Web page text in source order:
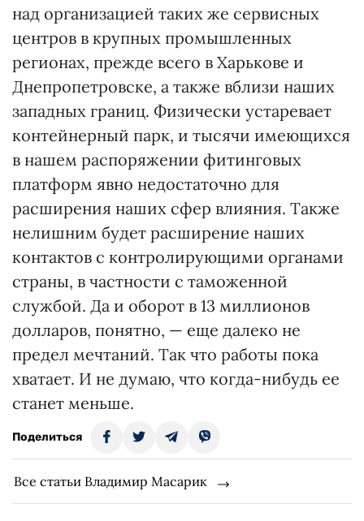
над организацией таких же сервисных
центров в крупных промышленных
регионах, прежде всего в Харькове и
Днепропетровске, а также вблизи наших
западных границ. Физически устаревает
контейнерный парк, и тысячи имеющихся
в нашем распоряжении фитинговых
платформ явно недостаточно для
расширения наших сфер влияния. Также
нелишним будет расширение наших
контактов с контролирующими органами
страны, в частности с таможенной
службой. Да и оборот в 13 миллионов
долларов, понятно, — еще далеко не
предел мечтаний. Так что работы пока
хватает. И не думаю, что когда-нибудь ее
станет меньше.
Поделиться
Все статьи Владимир Масарик